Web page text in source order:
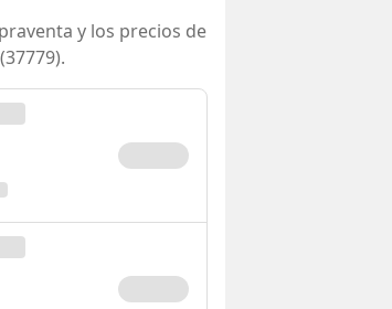
y los precios de